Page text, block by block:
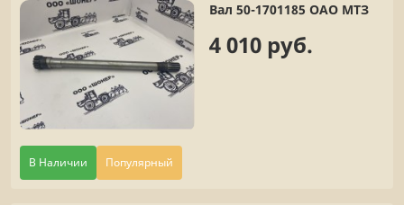
В Наличии Популярный
Вал 50-1701185 ОАО МТЗ
4 010 руб.